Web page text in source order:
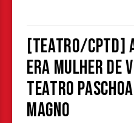
[TEATRO/
era mulher de
Teatro
Magno